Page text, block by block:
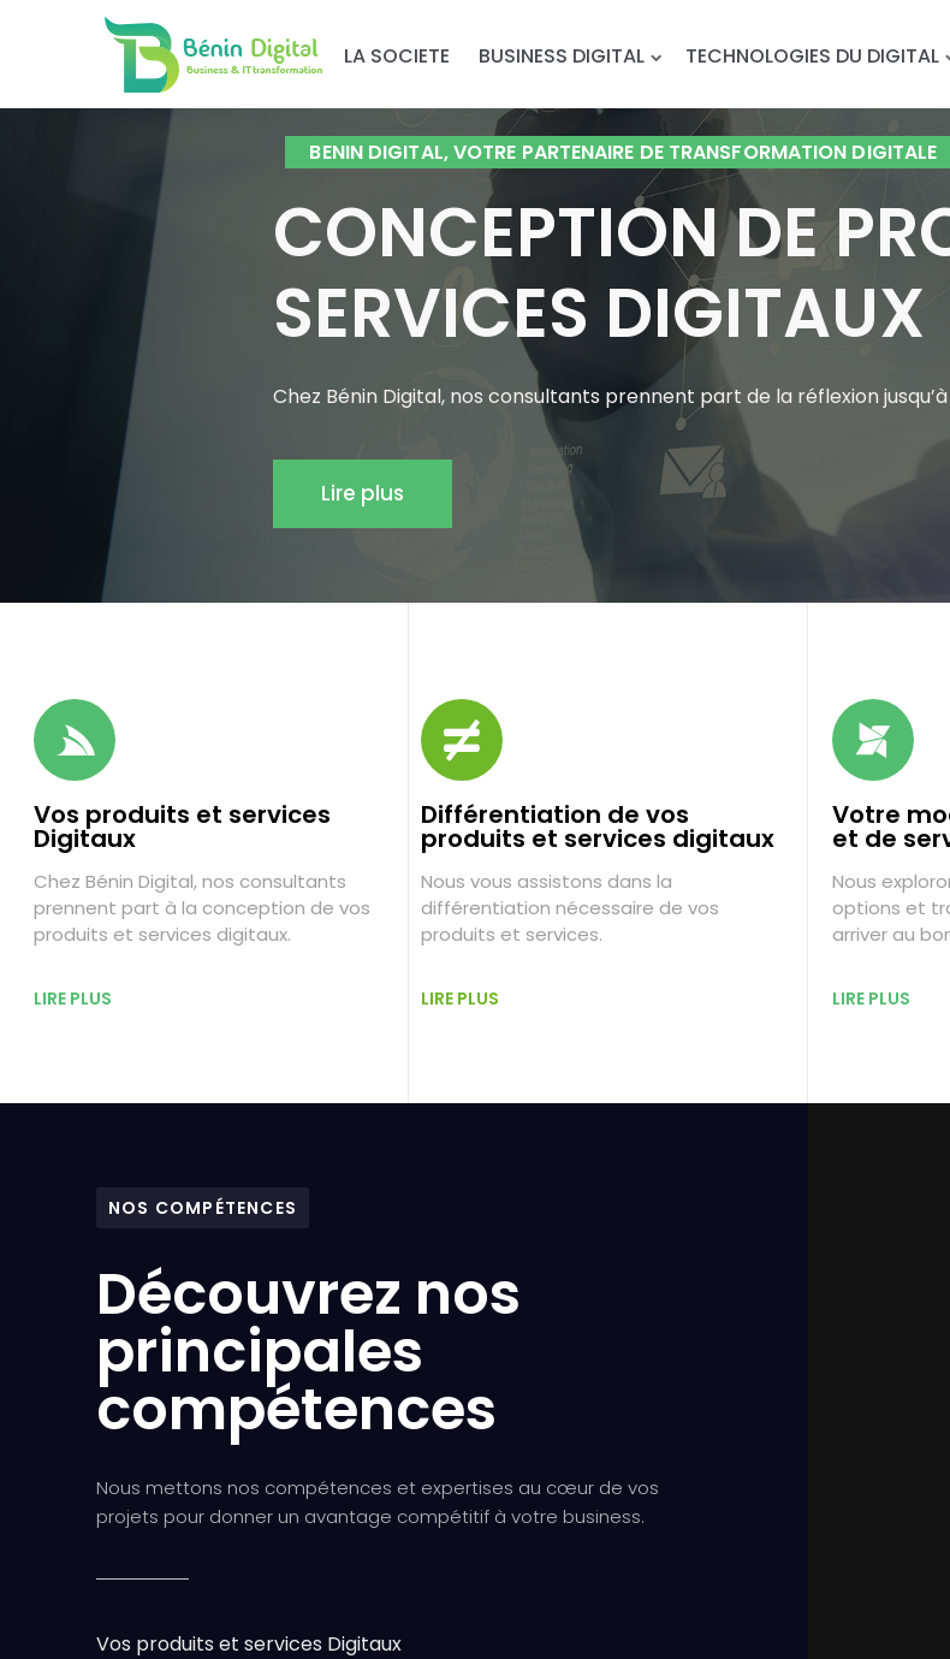
LA SOCIETE BUSINESS DIGITAL TECHNOLOGIES DU DIGITAL
BENIN DIGITAL, VOTRE PARTENAIRE DE TRANSFORMATION DIGITALE
CONCEPTION DE
SERVICES DIGITAUX
Chez Bénin Digital, nos consultants prennent part de la réflexion
Lire plus
Vos produits et services
Digitaux
Chez Bénin Digital, nos consultants
prennent part à la conception de vos
produits et services digitaux.
LIRE PLUS
Différentiation de vos
produits et services digitaux
Nous vous assistons dans la
différentiation nécessaire de vos
produits et services.
LIRE PLUS
Votre
et de
Nous
options et
arriver au
LIRE PLUS
NOS COMPÉTENCES
Découvrez nos
principales
compétences
Nous mettons nos compétences et expertises au cœur de vos
projets pour donner un avantage compétitif à votre business.
Vos produits et services Digitaux